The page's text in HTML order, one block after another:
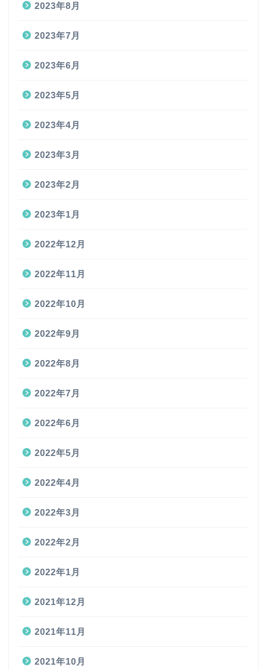
2023年8月
2023年7月
2023年6月
2023年5月
2023年4月
2023年3月
2023年2月
2023年1月
2022年12月
2022年11月
2022年10月
2022年9月
2022年8月
2022年7月
2022年6月
2022年5月
2022年4月
2022年3月
2022年2月
2022年1月
2021年12月
2021年11月
2021年10月